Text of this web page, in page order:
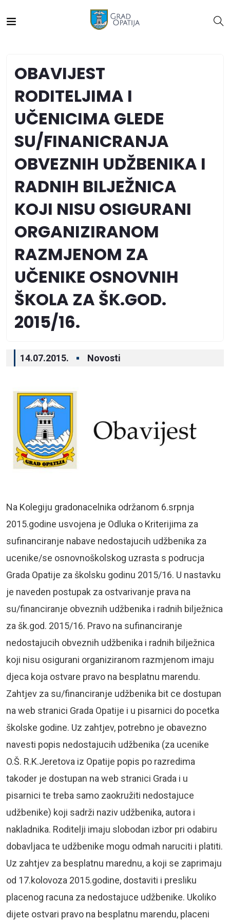
OBAVIJEST
RODITELJIMA I
UČENICIMA GLEDE
SU/FINANICRANJA
OBVEZNIH UDŽBENIKA I
RADNIH BILJEŽNICA
KOJI NISU OSIGURANI
ORGANIZIRANOM
RAZMJENOM ZA
UČENIKE OSNOVNIH
ŠKOLA ZA ŠK.GOD.
2015/16.
14.07.2015. Novosti
Na Kolegiju gradonacelnika održanom 6.srpnja
2015.godine usvojena je Odluka o Kriterijima za
sufinanciranje nabave nedostajucih udžbenika za
ucenike/se osnovnoškolskog uzrasta s podrucja
Grada Opatije za školsku godinu 2015/16. U nastavku
je naveden postupak za ostvarivanje prava na
su/financiranje obveznih udžbenika i radnih bilježnica
za šk.god. 2015/16. Pravo na sufinanciranje
nedostajucih obveznih udžbenika i radnih bilježnica
koji nisu osigurani organiziranom razmjenom imaju
djeca koja ostvare pravo na besplatnu marendu.
Zahtjev za su/financiranje udžbenika bit ce dostupan
na web stranici Grada Opatije i u pisarnici do pocetka
školske godine. Uz zahtjev, potrebno je obavezno
navesti popis nedostajucih udžbenika (za ucenike
O.Š. R.K.Jeretova iz Opatije popis po razredima
takoder je dostupan na web stranici Grada i u
pisarnici te treba samo zaokružiti nedostajuce
udžbenike) koji sadrži naziv udžbenika, autora i
nakladnika. Roditelji imaju slobodan izbor pri odabiru
dobavljaca te udžbenike mogu odmah naruciti i platiti.
Uz zahtjev za besplatnu marednu, a koji se zaprimaju
od 17.kolovoza 2015.godine, dostaviti i presliku
placenog racuna za nedostajuce udžbenike. Ukoliko
dijete ostvari pravo na besplatnu marendu, placeni